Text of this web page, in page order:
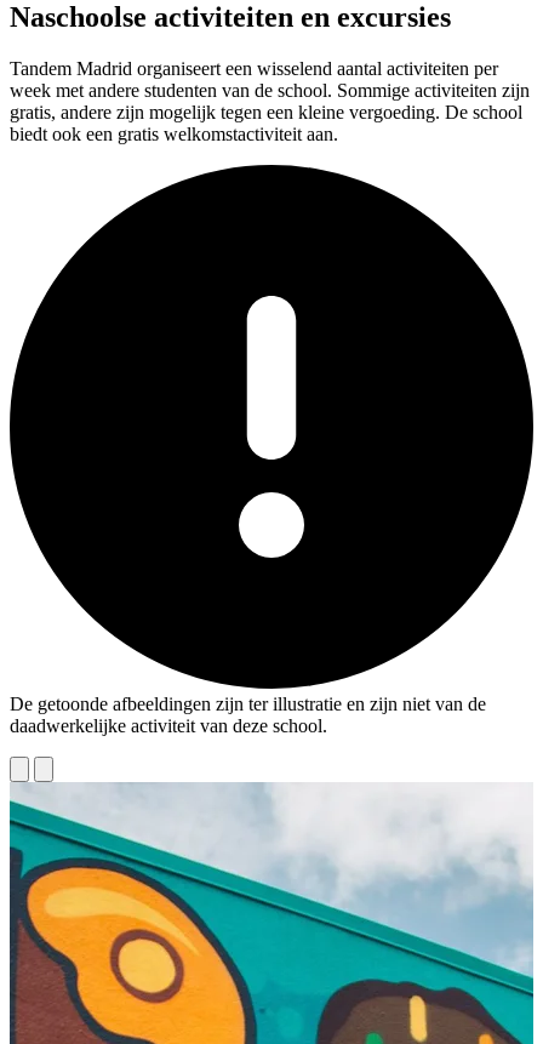
Naschoolse activiteiten en excursies
Tandem Madrid organiseert een wisselend aantal activiteiten per
week met andere studenten van de school. Sommige activiteiten zijn
gratis, andere zijn mogelijk tegen een kleine vergoeding. De school
biedt ook een gratis welkomstactiviteit aan.
De getoonde afbeeldingen zijn ter illustratie en zijn niet van de
daadwerkelijke activiteit van deze school.